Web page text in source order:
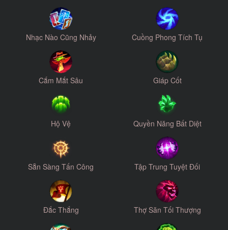
Nhạc Nào Cũng Nhảy Cuồng Phong Tích Tụ
Cắm Mắt Sâu Giáp Cốt
Hộ Vệ Quyền Năng Bất Diệt
Sẵn Sàng Tấn Công Tập Trung Tuyệt Đối
Đắc Thắng Thợ Săn Tối Thượng